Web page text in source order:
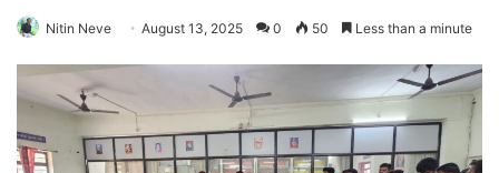
Nitin Neve August 13, 2025 0 50 Less than a minute